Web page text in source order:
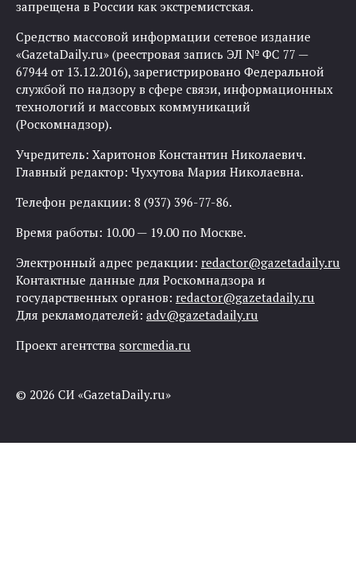
запрещена в России как экстремистская.
Средство массовой информации сетевое издание
«GazetaDaily.ru» (реестровая запись ЭЛ № ФС 77 —
67944 от 13.12.2016), зарегистрировано Федеральной
службой по надзору в сфере связи, информационных
технологий и массовых коммуникаций
(Роскомнадзор).
Учредитель: Харитонов Константин Николаевич.
Главный редактор: Чухутова Мария Николаевна.
Телефон редакции: 8 (937) 396-77-86.
Время работы: 10.00 — 19.00 по Москве.
Электронный адрес редакции: redactor@gazetadaily.ru
Контактные данные для Роскомнадзора и
государственных органов: redactor@gazetadaily.ru
Для рекламодателей: adv@gazetadaily.ru
Проект агентства sorcmedia.ru
© 2026 СИ «GazetaDaily.ru»